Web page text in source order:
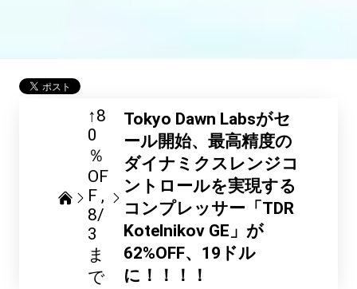
↑8
0
％
OF
F
8/
3
ま
で
Tokyo Dawn Labsがセ
ール開始、最高精度の
ダイナミクスレンジコ
ントロールを実現する
コンプレッサー「TDR
Kotelnikov GE」が
62%OFF、19ドル
に！！！！